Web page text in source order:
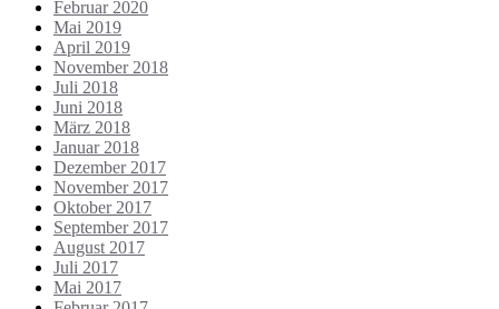
Februar 2020
Mai 2019
April 2019
November 2018
Juli 2018
Juni 2018
März 2018
Januar 2018
Dezember 2017
November 2017
Oktober 2017
September 2017
August 2017
Juli 2017
Mai 2017